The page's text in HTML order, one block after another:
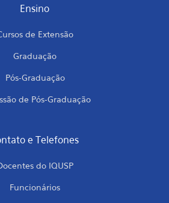
Ensino
de Extensão
Graduação
Pós-Graduação
de Pós-Graduação
e Telefones
do IQUSP
Funcionários